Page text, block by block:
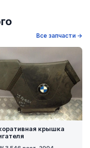
Все запчасти →
крышка